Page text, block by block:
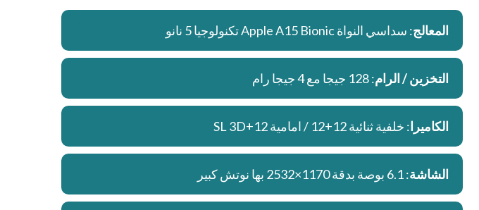
المعالج: سداسي النواة Apple A15 Bionic تكنولوجيا 5 نانو
التخزين / الرام: 128 جيجا مع 4 جيجا رام
الكاميرا: خلفية ثنائية 12+12 / امامية 12+SL 3D
الشاشة: 6.1 بوصة بدقة 1170×2532 بها نوتش كبير